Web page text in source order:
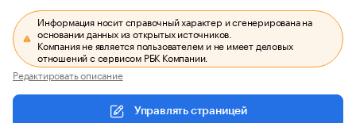
Информация носит справочный характер и сгенерирована на
основании данных из открытых источников.
Компания не является пользователем и не имеет деловых
отношений с сервисом РБК Компании.
Редактировать описание
Управлять страницей